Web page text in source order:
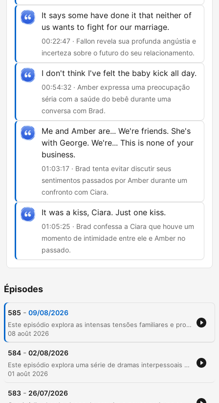
It says some have done it that neither of
us wants to fight for our marriage.
00:22:47 · Fallon revela sua profunda angústia e
incerteza sobre o futuro do seu relacionamento.
I don't think I've felt the baby kick all day.
00:54:32 · Amber expressa uma preocupação
séria com a saúde do bebê durante uma
conversa com Brad.
Me and Amber are... We're friends. She's
with George. We're... This is none of your
business.
01:03:17 · Brad tenta evitar discutir seus
sentimentos passados por Amber durante um
confronto com Ciara.
It was a kiss, Ciara. Just one kiss.
01:05:25 · Brad confessa a Ciara que houve um
momento de intimidade entre ele e Amber no
passado.
Épisodes
585 - 09/08/2026
Este episódio explora as intensas tensões familiares e profissionais no pub 'The Bull', onde mudanças na gestão e novos começos impactam personagens como Joy, Kenton e Fallon. Entre discussões sobre tradições locais e o luto por entes queridos, a trama se expande para revelar segredos de negócios e confrontos sobre lealdade. A narrativa atinge seu ápice com dramas interligados que envolvem desde um roubo de equipamentos até emergências médicas e acidentes no campo. O episódio culmina em revelações emocionais sobre relacionamentos passados, colocando à prova os laços familiares e a estabilidade das relações entre Brad, Amber, George e Ciara.
08 août 2026
584 - 02/08/2026
Este episódio explora uma série de dramas interpessoais e mudanças comunitárias, centrando-se no impacto emocional da separação entre Harrison e Fallon, e as repercussões de outros términos, como o de Harrison e Pete. Através de diálogos intensos, abordamos desde traumas familiares profundos até tensões geradas por comportamentos difíceis na vila. A narrativa também acompanha transformações profissionais e rotinas domésticas, incluindo a renúncia de um chef e as preocupações com eventos comunitários. O episódio encerra com uma transição para o podcast 'You're Dead to Me', apresentando os temas da nova série de comédia histórica.
01 août 2026
583 - 26/07/2026